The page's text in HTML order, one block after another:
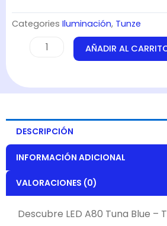
Categories Iluminación, Tunze
-
cantidad
AÑADIR AL
DESCRIPCIÓN
INFORMACIÓN ADICIONAL
VALORACIONES (0)
Descubre LED A80 Tuna Blue –